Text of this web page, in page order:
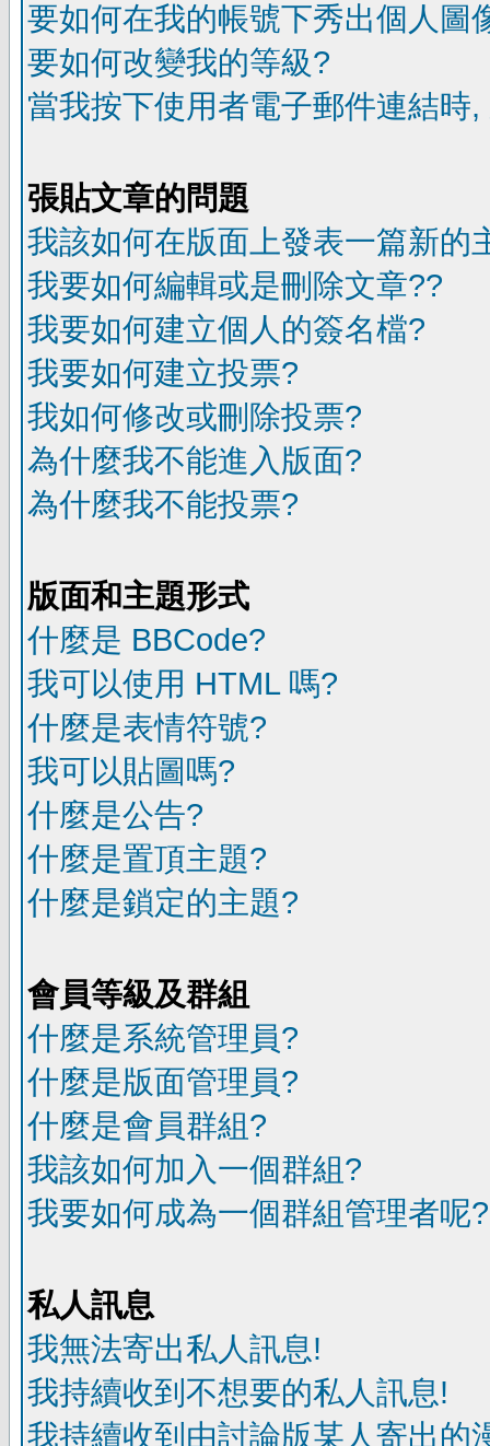
要如何在我的帳號下秀出個人圖
要如何改變我的等級?
當我按下使用者電子郵件連結時
張貼文章的問題
我該如何在版面上發表一篇新的
我要如何編輯或是刪除文章??
我要如何建立個人的簽名檔?
我要如何建立投票?
我如何修改或刪除投票?
為什麼我不能進入版面?
為什麼我不能投票?
版面和主題形式
什麼是 BBCode?
我可以使用 HTML 嗎?
什麼是表情符號?
我可以貼圖嗎?
什麼是公告?
什麼是置頂主題?
什麼是鎖定的主題?
會員等級及群組
什麼是系統管理員?
什麼是版面管理員?
什麼是會員群組?
我該如何加入一個群組?
我要如何成為一個群組管理者呢?
私人訊息
我無法寄出私人訊息!
我持續收到不想要的私人訊息!
我持續收到由討論版某人寄出的